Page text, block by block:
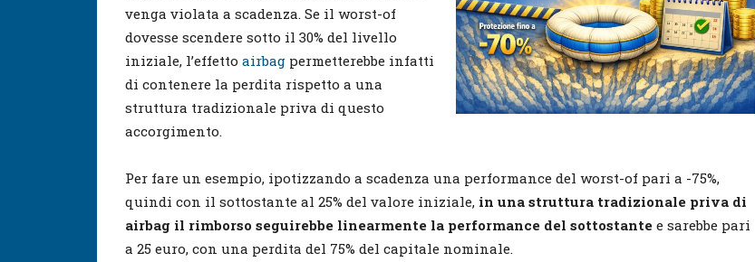
venga violata a scadenza. Se il worst-of
dovesse scendere sotto il 30% del livello
iniziale, l’effetto airbag permetterebbe infatti
di contenere la perdita rispetto a una
struttura tradizionale priva di questo
accorgimento.
Per fare un esempio, ipotizzando a scadenza una performance del worst-of pari a -75%,
quindi con il sottostante al 25% del valore iniziale, in una struttura tradizionale priva di
airbag il rimborso seguirebbe linearmente la performance del sottostante e sarebbe pari
a 25 euro, con una perdita del 75% del capitale nominale.